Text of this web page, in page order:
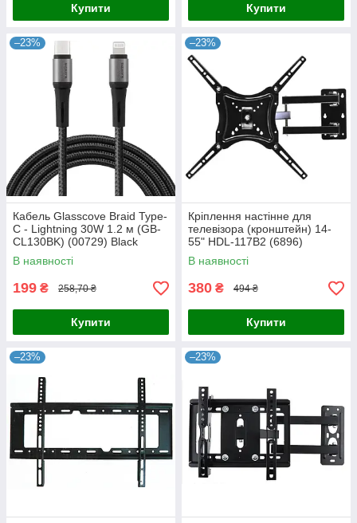
Купити Купити
–23%
Кабель Glasscove Braid Type-
C - Lightning 30W 1.2 м (GB-
CL130BK) (00729) Black
В наявності
199 ₴ 258,70 ₴
Купити
–23%
Кріплення настінне для
телевізора (кронштейн) 14-
55" HDL-117B2 (6896)
В наявності
380 ₴ 494 ₴
Купити
–23% –23%